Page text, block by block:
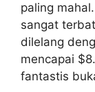
paling
sangat
dilelang
mencapai
fantastis